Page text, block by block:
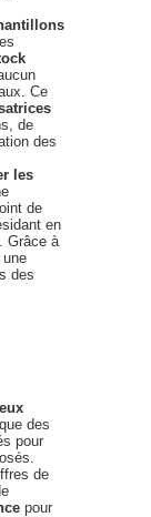
Ce
de
des
les
de
en
Grâce à
des
des
pour
de
pour